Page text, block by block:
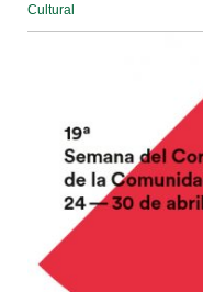
Cultural